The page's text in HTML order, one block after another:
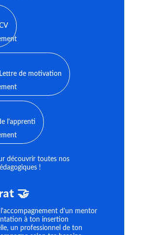
de motivation
l'apprenti
découvrir toutes nos
!
🤝
l'accompagnement d'un mentor
à ton insertion
un professionnel de ton